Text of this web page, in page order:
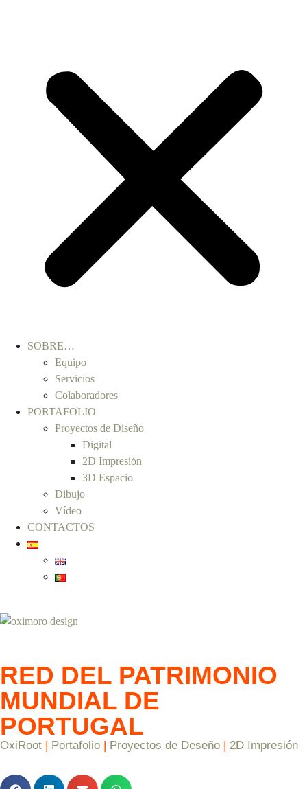
SOBRE…
Equipo
Servicios
Colaboradores
PORTAFOLIO
Proyectos de Diseño
Digital
2D Impresión
3D Espacio
Dibujo
Vídeo
CONTACTOS
RED DEL PATRIMONIO
MUNDIAL DE
PORTUGAL
OxiRoot Portafolio Proyectos de Deseño 2D Impresión